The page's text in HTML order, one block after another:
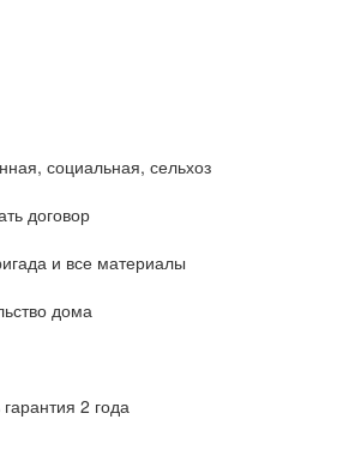
социальная, сельхоз
договор
и все материалы
дома
2 года